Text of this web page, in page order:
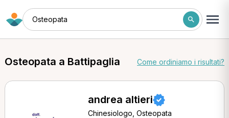
Osteopata
Osteopata a Battipaglia Come ordiniamo i risultati?
andrea altieri
Chinesiologo, Osteopata